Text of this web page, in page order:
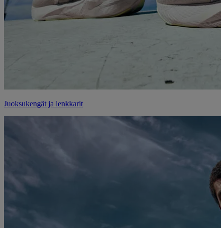
Juoksukengät ja lenkkarit